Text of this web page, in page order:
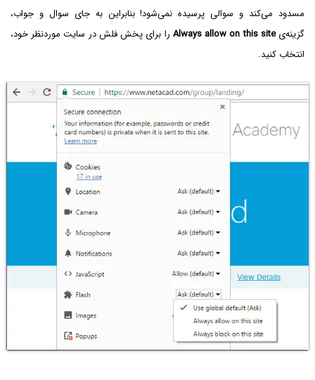
مسدود می‌کند و سوالی پرسیده نمی‌شود! بنابراین به جای سوال و جواب،
گزینه‌یAlways allow on this site را برای پخش فلش در سایت موردنظر خود،
انتخاب کنید.